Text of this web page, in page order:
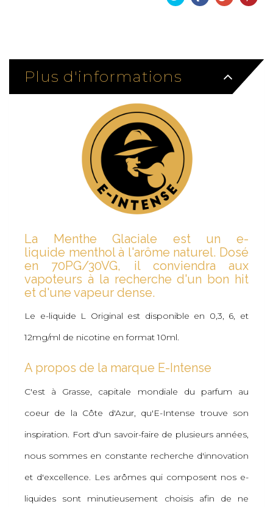
Plus d'informations
La Menthe Glaciale est un e-
liquide menthol à l'arôme naturel. Dosé
en 70PG/30VG, il conviendra aux
vapoteurs à la recherche d'un bon hit
et d'une vapeur dense.
Le e-liquide L Original est disponible en 0,3, 6, et
12mg/ml de nicotine en format 10ml.
A propos de la marque E-Intense
C'est à Grasse, capitale mondiale du parfum au
coeur de la Côte d'Azur, qu'E-Intense trouve son
inspiration. Fort d'un savoir-faire de plusieurs années,
nous sommes en constante recherche d'innovation
et d'excellence. Les arômes qui composent nos e-
liquides sont minutieusement choisis afin de ne